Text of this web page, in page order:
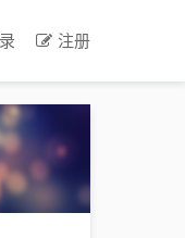
注册